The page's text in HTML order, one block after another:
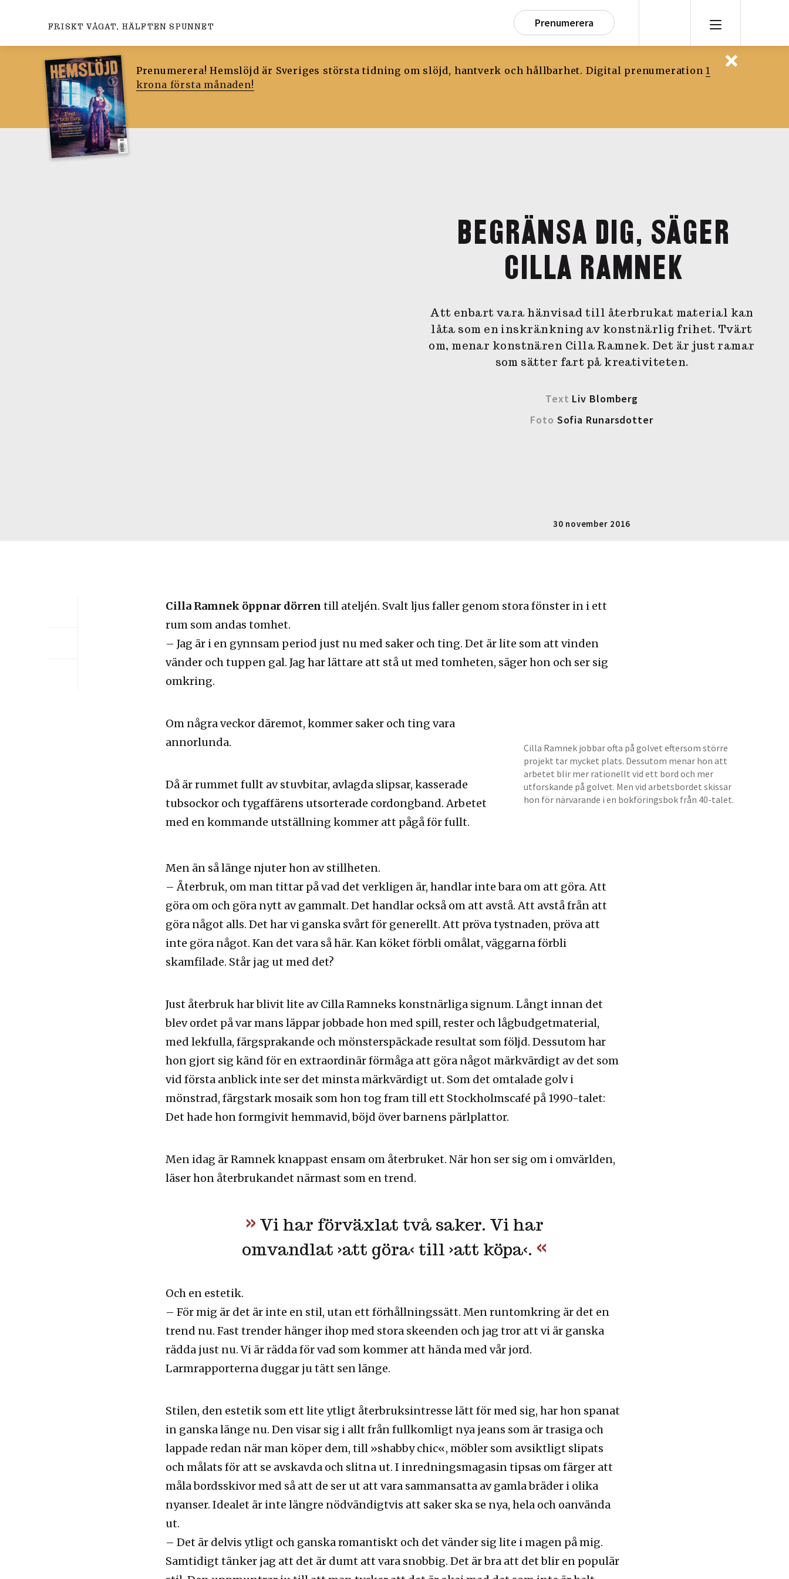
FRISKT VÅGAT, HÄLFTEN SPUNNET Prenumerera
Prenumerera! Hemslöjd är Sveriges största tidning om slöjd, hantverk och hållbarhet. Digital prenumeration1
krona första månaden!
BEGRÄNSA DIG, SÄGER
CILLA RAMNEK
Att enbart vara hänvisad till återbrukat material kan
låta som en inskränkning av konstnärlig frihet. Tvärt
om, menar konstnären Cilla Ramnek. Det är just ramar
som sätter fart på kreativiteten.
Text Liv Blomberg
Foto Sofia Runarsdotter
30 november 2016
Cilla Ramnek öppnar dörren till ateljén. Svalt ljus faller genom stora fönster in i ett
rum som andas tomhet.
– Jag är i en gynnsam period just nu med saker och ting. Det är lite som att vinden
vänder och tuppen gal. Jag har lättare att stå ut med tomheten, säger hon och ser sig
omkring.
Cilla Ramnek jobbar ofta på golvet eftersom större
projekt tar mycket plats. Dessutom menar hon att
arbetet blir mer rationellt vid ett bord och mer
utforskande på golvet. Men vid arbetsbordet skissar
hon för närvarande i en bokföringsbok från 40-talet.
Om några veckor däremot, kommer saker och ting vara
annorlunda.
Då är rummet fullt av stuvbitar, avlagda slipsar, kasserade
tubsockor och tygaffärens utsorterade cordongband. Arbetet
med en kommande utställning kommer att pågå för fullt.
Men än så länge njuter hon av stillheten.
– Återbruk, om man tittar på vad det verkligen är, handlar inte bara om att göra. Att
göra om och göra nytt av gammalt. Det handlar också om att avstå. Att avstå från att
göra något alls. Det har vi ganska svårt för generellt. Att pröva tystnaden, pröva att
inte göra något. Kan det vara så här. Kan köket förbli omålat, väggarna förbli
skamfilade. Står jag ut med det?
Just återbruk har blivit lite av Cilla Ramneks konstnärliga signum. Långt innan det
blev ordet på var mans läppar jobbade hon med spill, rester och lågbudgetmaterial,
med lekfulla, färgsprakande och mönsterspäckade resultat som följd. Dessutom har
hon gjort sig känd för en extraordinär förmåga att göra något märkvärdigt av det som
vid första anblick inte ser det minsta märkvärdigt ut. Som det omtalade golv i
mönstrad, färgstark mosaik som hon tog fram till ett Stockholmscafé på 1990-talet:
Det hade hon formgivit hemmavid, böjd över barnens pärlplattor.
Men idag är Ramnek knappast ensam om återbruket. När hon ser sig om i omvärlden,
läser hon återbrukandet närmast som en trend.
Vi har förväxlat två saker. Vi har
omvandlat ›att göra‹ till ›att köpa‹.
Och en estetik.
– För mig är det är inte en stil, utan ett förhållningssätt. Men runtomkring är det en
trend nu. Fast trender hänger ihop med stora skeenden och jag tror att vi är ganska
rädda just nu. Vi är rädda för vad som kommer att hända med vår jord.
Larmrapporterna duggar ju tätt sen länge.
Stilen, den estetik som ett lite ytligt återbruksintresse lätt för med sig, har hon spanat
in ganska länge nu. Den visar sig i allt från fullkomligt nya jeans som är trasiga och
lappade redan när man köper dem, till »shabby chic«, möbler som avsiktligt slipats
och målats för att se avskavda och slitna ut. I inredningsmagasin tipsas om färger att
måla bordsskivor med så att de ser ut att vara sammansatta av gamla bräder i olika
nyanser. Idealet är inte längre nödvändigtvis att saker ska se nya, hela och oanvända
ut.
– Det är delvis ytligt och ganska romantiskt och det vänder sig lite i magen på mig.
Samtidigt tänker jag att det är dumt att vara snobbig. Det är bra att det blir en populär